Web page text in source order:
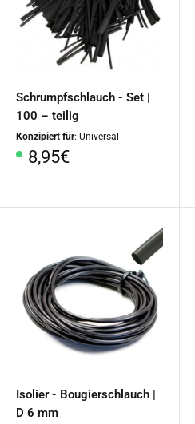
Schrumpfschlauch - Set |
100 – teilig
Konzipiert für: Universal
Sonderpreis
8,95€
Isolier - Bougierschlauch |
D 6 mm